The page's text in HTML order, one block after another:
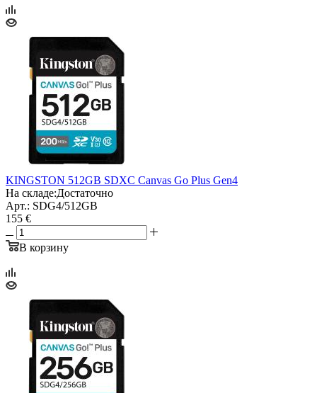
KINGSTON 512GB SDXC Canvas Go Plus Gen4
На складе:Достаточно
Арт.: SDG4/512GB
155 €
В корзину